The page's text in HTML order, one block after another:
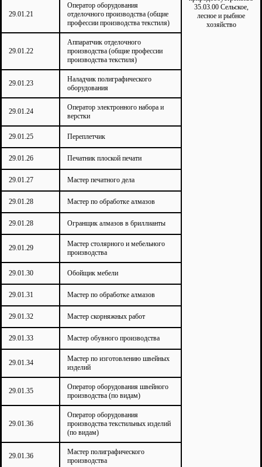
35.03.00 Сельское,
лесное и рыбное
хозяйство
29.01.21
Оператор оборудования
отделочного производства (общие
профессии производства текстиля)
29.01.22
Аппаратчик отделочного
производства (общие профессии
производства текстиля)
29.01.23
Наладчик полиграфического
оборудования
29.01.24
Оператор электронного набора и
верстки
29.01.25 Переплетчик
29.01.26 Печатник плоской печати
29.01.27 Мастер печатного дела
29.01.28 Мастер по обработке алмазов
29.01.28 Огранщик алмазов в бриллианты
29.01.29
Мастер столярного и мебельного
производства
29.01.30 Обойщик мебели
29.01.31 Мастер по обработке алмазов
29.01.32 Мастер скорняжных работ
29.01.33 Мастер обувного производства
29.01.34
Мастер по изготовлению швейных
изделий
29.01.35
Оператор оборудования швейного
производства (по видам)
29.01.36
Оператор оборудования
производства текстильных изделий
(по видам)
29.01.36
Мастер полиграфического
производства